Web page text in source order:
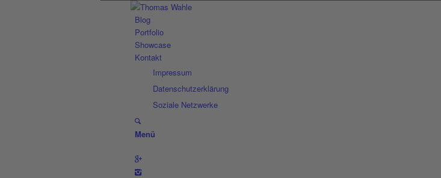
Blog
Portfolio
Showcase
Kontakt
Impressum
Datenschutzerklärung
Soziale Netzwerke
Menü